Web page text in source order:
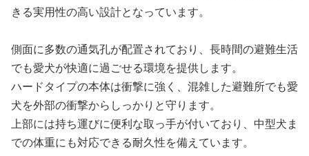
きる実用性の高い設計となっています。
側面に多数の通気孔が配置されており、長時間の避難生活
でも愛犬が快適に過ごせる環境を提供します。
ハードタイプの本体は衝撃に強く、混雑した避難所でも愛
犬を外部の衝撃からしっかりと守ります。
上部には持ち運びに便利な取っ手が付いており、中型犬ま
での体重にも対応できる耐久性を備えています。